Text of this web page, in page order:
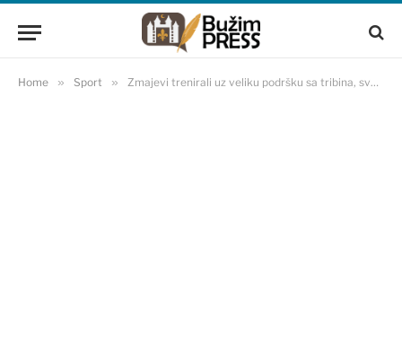
Home » Sport » Zmajevi trenirali uz veliku podršku sa tribina, sve oči uprte u Tabakovića